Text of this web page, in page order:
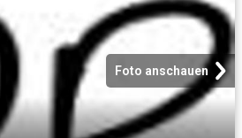
Foto anschauen